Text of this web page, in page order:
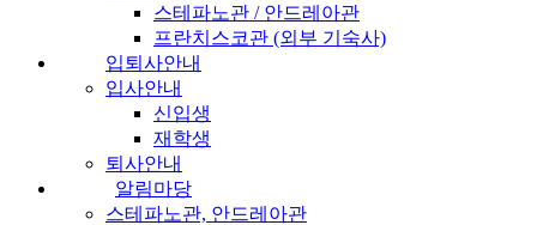
스테파노관 / 안드레아관
프란치스코관 (외부 기숙사)
입퇴사안내
입사안내
신입생
재학생
퇴사안내
알림마당
스테파노관, 안드레아관